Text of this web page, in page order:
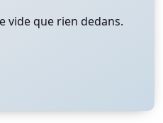
vide que rien dedans.